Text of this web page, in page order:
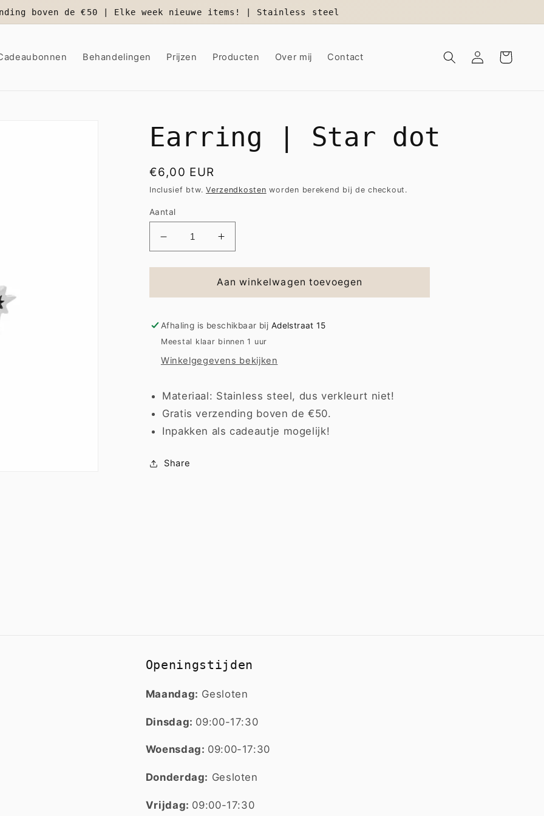
boven de €50 | Elke week nieuwe items! | Stainless steel
Behandelingen Prijzen Producten Over mij Contact Inloggen
Winkelwagen
Earring | Star dot
Normale
prijs
€6,00 EUR
Inclusief btw.Verzendkosten worden berekend bij de checkout.
Aantal
Aantal
verlagen
voor
|
dot
Aantal
verhogen
voor
Earring
|
dot
Aan winkelwagen toevoegen
Afhaling is beschikbaar bij Adelstraat 15
Meestal klaar binnen 1 uur
Winkelgegevens bekijken
Materiaal: Stainless steel, dus verkleurt niet!
Gratis verzending boven de €50.
Inpakken als cadeautje mogelijk!
Share
Openingstijden
Maandag: Gesloten
Dinsdag: 09:00-17:30
Woensdag: 09:00-17:30
Donderdag: Gesloten
Vrijdag: 09:00-17:30